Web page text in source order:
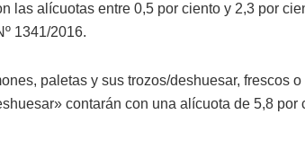
las alícuotas entre 0,5 por ciento y 2,3 por
1341/2016.
paletas y sus trozos/deshuesar, frescos
contarán con una alícuota de 5,8